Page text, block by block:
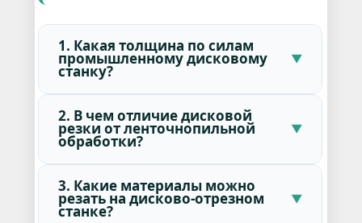
1. Какая толщина по силам
промышленному дисковому
станку?
2. В чем отличие дисковой
резки от ленточнопильной
обработки?
3. Какие материалы можно
резать на дисково-отрезном
станке?